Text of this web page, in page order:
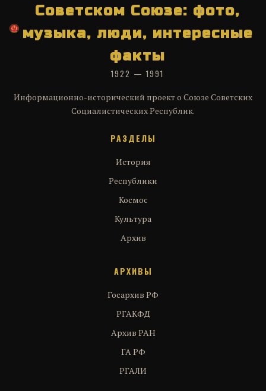
Советском Союзе: фото,
музыка, люди, интересные
факты
1922 — 1991
Информационно-исторический проект о Союзе Советских
Социалистических Республик.
РАЗДЕЛЫ
История
Республики
Космос
Культура
Архив
АРХИВЫ
Госархив РФ
РГАКФД
Архив РАН
ГА РФ
РГАЛИ